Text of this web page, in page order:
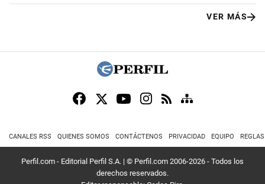
VER MÁS
CANALES RSS QUIENES SOMOS CONTÁCTENOS PRIVACIDAD EQUIPO
Perfil.com - Editorial Perfil S.A. | © Perfil.com 2006-2026 - Todos los
derechos reservados.